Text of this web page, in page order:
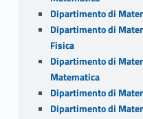
Dipartimento di
Dipartimento di
Fisica
Dipartimento di
Matematica
Dipartimento di
Dipartimento di